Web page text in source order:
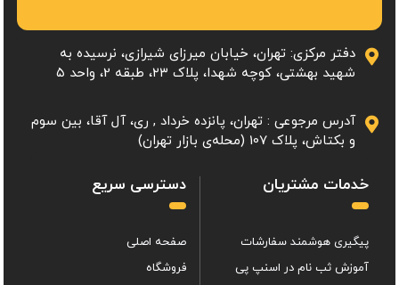
دفتر مرکزی: تهران، خیابان میرزای شیرازی، نرسیده به
شهید بهشتی، کوچه شهدا، پلاک ۲۳، طبقه 2، واحد ۵
آدرس مرجوعی : تهران، پانزده خرداد , ری، آل آقا، بین سوم
و بکتاش، پلاک 107 (محله‌ی بازار تهران)
خدمات مشتریان
پیگیری هوشمند سفارشات
آموزش ثب نام در اسنپ پی
دسترسی سریع
صفحه اصلی
فروشگاه